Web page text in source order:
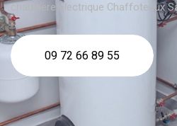
chaudière électrique Chaffoteaux
09 72 66 89 55